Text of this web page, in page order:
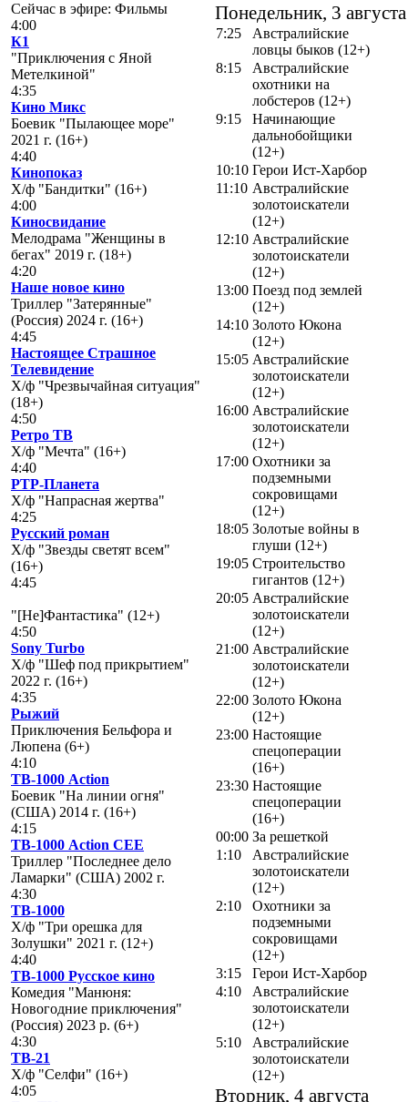
Сейчас в эфире: Фильмы
4:00
К1
"Приключения с Яной
Метелкиной"
4:35
Кино Микс
Боевик "Пылающее море"
2021 г. (16+)
4:40
Кинопоказ
Х/ф "Бандитки" (16+)
4:00
Киносвидание
Мелодрама "Женщины в
бегах" 2019 г. (18+)
4:20
Наше новое кино
Триллер "Затерянные"
(Россия) 2024 г. (16+)
4:45
Настоящее Страшное
Телевидение
Х/ф "Чрезвычайная ситуация"
(18+)
4:50
Ретро ТВ
Х/ф "Мечта" (16+)
4:40
РТР-Планета
Х/ф "Напрасная жертва"
4:25
Русский роман
Х/ф "Звезды светят всем"
(16+)
4:45
"[Не]Фантастика" (12+)
4:50
Sony Turbo
Х/ф "Шеф под прикрытием"
2022 г. (16+)
4:35
Рыжий
Приключения Бельфора и
Люпена (6+)
4:10
ТВ-1000 Action
Боевик "На линии огня"
(США) 2014 г. (16+)
4:15
ТВ-1000 Action CEE
Триллер "Последнее дело
Ламарки" (США) 2002 г.
4:30
ТВ-1000
Х/ф "Три орешка для
Золушки" 2021 г. (12+)
4:40
ТВ-1000 Русское кино
Комедия "Манюня:
Новогодние приключения"
(Россия) 2023 р. (6+)
4:30
ТВ-21
Х/ф "Селфи" (16+)
4:05
Понедельник, 3 августа
7:25
Австралийские
ловцы быков (12+)
8:15
Австралийские
охотники на
лобстеров (12+)
9:15
Начинающие
дальнобойщики
(12+)
10:10 Герои Ист-Харбор
11:10 Австралийские
золотоискатели
(12+)
12:10 Австралийские
золотоискатели
(12+)
13:00 Поезд под землей
(12+)
14:10 Золото Юкона
(12+)
15:05 Австралийские
золотоискатели
(12+)
16:00 Австралийские
золотоискатели
(12+)
17:00 Охотники за
подземными
сокровищами
(12+)
18:05 Золотые войны в
глуши (12+)
19:05 Строительство
гигантов (12+)
20:05 Австралийские
золотоискатели
(12+)
21:00 Австралийские
золотоискатели
(12+)
22:00 Золото Юкона
(12+)
23:00 Настоящие
спецоперации
(16+)
23:30 Настоящие
спецоперации
(16+)
00:00 За решеткой
1:10
Австралийские
золотоискатели
(12+)
2:10
Охотники за
подземными
сокровищами
(12+)
3:15
Герои Ист-Харбор
4:10
Австралийские
золотоискатели
(12+)
5:10
Австралийские
золотоискатели
(12+)
Вторник, 4 августа